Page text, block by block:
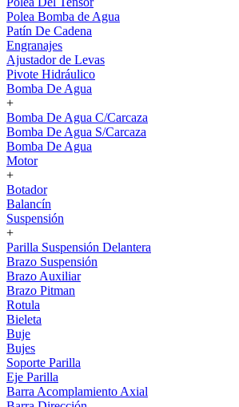
Polea Bomba de Agua
Patín De Cadena
Engranajes
Ajustador de Levas
Pivote Hidráulico
Bomba De Agua
+
Bomba De Agua C/Carcaza
Bomba De Agua S/Carcaza
Bomba De Agua
Motor
+
Botador
Balancín
Suspensión
+
Parilla Suspensión Delantera
Brazo Suspensión
Brazo Auxiliar
Brazo Pitman
Rotula
Bieleta
Buje
Bujes
Soporte Parilla
Eje Parilla
Barra Acomplamiento Axial